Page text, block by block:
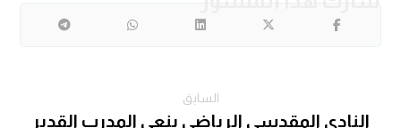
السابق
النادي المقدسي الرياضي ينعى المدرب القدير